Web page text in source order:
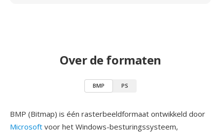
Over de formaten
BMP PS
BMP (Bitmap) is één rasterbeeldformaat ontwikkeld door
Microsoft voor het Windows-besturingssysteem,